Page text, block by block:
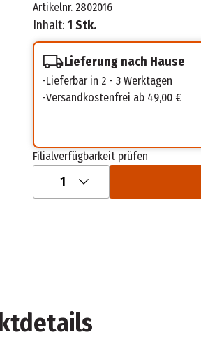
Artikelnr. 2802016
Inhalt:1 Stk.
Lieferung nach Hause
Lieferbar in 2 - 3 Werktagen
Versandkostenfrei ab 49,00 €
Filialverfügbarkeit prüfen
1